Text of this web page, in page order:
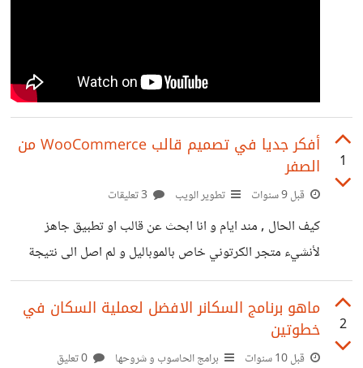
1
أفكر جديا في تصميم قالب WooCommerce من
الصفر
قبل 9 سنوات تطوير الويب
كيف الحال , مند ايام و انا ابحث عن قالب او تطبيق جاهز
لأنشيء متجر الكرتوني خاص بالموباليل و لم اصل الى نتيجة
بعد , أشهر القوالب في ثيم فورست و كانيوين كود شكلها سيء
للغاي على الجوال , لذرجة أنه ممكن تطير الزبائن المهمين بمجرد
فتحهم للتطبيق او دخولهم للموقع . أفكر ال، في برمجة تطبيق
هجين HTML 5 عبرو كوردوفا و لكن الامر سيحتاج بعض
2
ماهو برنامج السكانر الافضل لعملية السكان في
خطوتين
قبل 10 سنوات برامج الحاسوب و شروحها